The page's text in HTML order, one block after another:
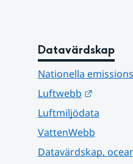
Datavärdskap
Nationella
Luftwebb
Länk till
Luftmiljödata
VattenWebb
Datavärdskap,